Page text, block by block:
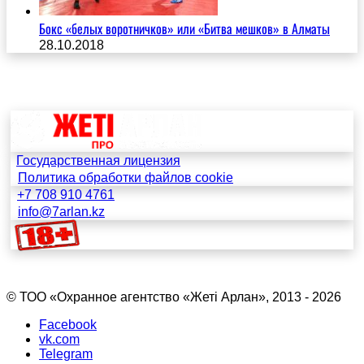
Бокс «белых воротничков» или «Битва мешков» в Алматы
28.10.2018
Государственная лицензия
Политика обработки файлов cookie
+7 708 910 4761
info@7arlan.kz
© ТОО «Охранное агентство «Жетi Арлан», 2013 - 2026
Facebook
vk.com
Telegram